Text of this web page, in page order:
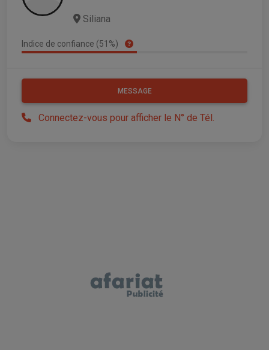
Siliana
Indice de confiance (51%)
MESSAGE
Connectez-vous pour afficher le N° de Tél.